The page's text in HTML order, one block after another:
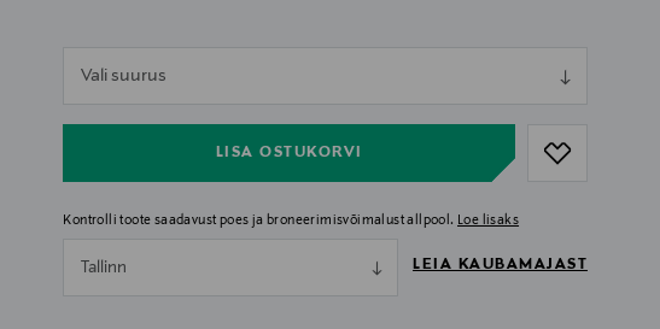
Vali suurus
LISA OSTUKORVI
Kontrolli toote saadavust poes ja broneerimisvõimalust allpool. Loe lisaks
Tallinn LEIA KAUBAMAJAST